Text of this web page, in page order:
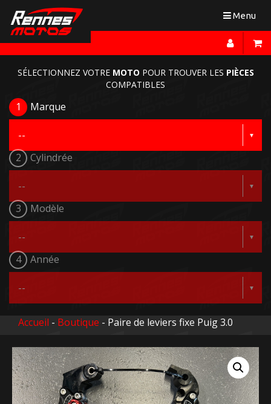
Toggle
Menu
SÉLECTIONNEZ VOTRE MOTO POUR TROUVER LES PIÈCES
COMPATIBLES
1 Marque
2 Cylindrée
3 Modèle
4 Année
Accueil - Boutique - Paire de leviers fixe Puig 3.0